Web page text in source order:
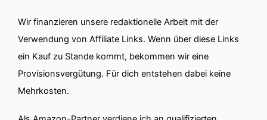
Wir finanzieren unsere redaktionelle Arbeit mit der
Verwendung von Affiliate Links. Wenn über diese Links
ein Kauf zu Stande kommt, bekommen wir eine
Provisionsvergütung. Für dich entstehen dabei keine
Mehrkosten.